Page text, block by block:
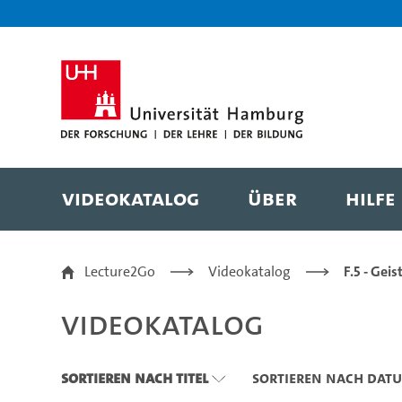
Videokatalog Über Hilfe
Videokatalog
Lecture2Go Videokatalog F.5 -
Videokatalog
Sortieren nach Titel Sortieren nach